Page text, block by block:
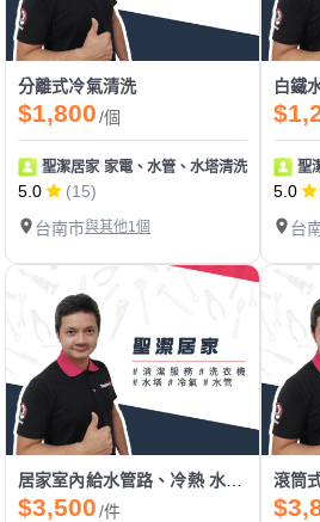
分離式冷氣清洗
$1,800/個
聖潔居家 家電、水管、水塔清洗 地板止滑
5.0
(15)
台南市與其他1個
白鐵
聖
5.0
台
居家室內給水管路、冷熱 水管清洗
$3,500/件
滾筒